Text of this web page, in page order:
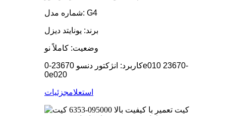
شماره مدل: G4
برند: یونایتد دیزل
وضعیت: کاملاً نو
کاربرد: انژکتور دنسو 23670-0e010 23670-
0e020
استعلامجزئیات